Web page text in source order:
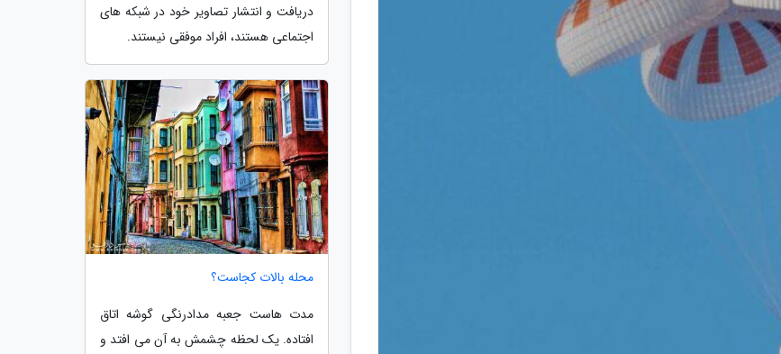
دریافت و انتشار تصاویر خود در شبکه های
اجتماعی هستند، افراد موفقی نیستند.
محله بالات کجاست؟
مدت هاست جعبه مدادرنگی گوشه اتاق
افتاده. یک لحظه چشمش به آن می افتد و